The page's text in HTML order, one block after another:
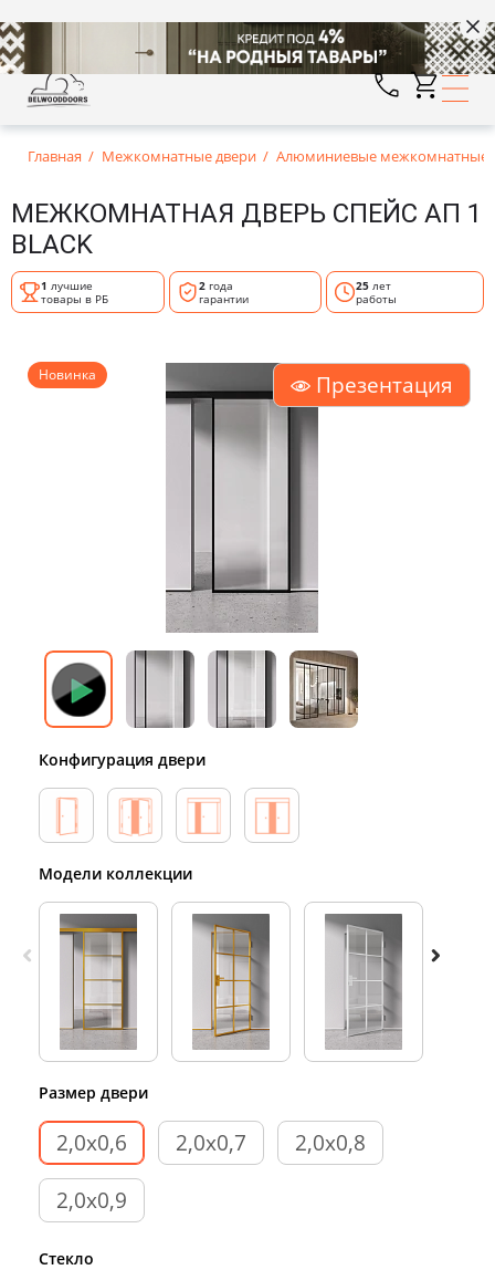
Главная Межкомнатные двери Алюминиевые межкомнатные
МЕЖКОМНАТНАЯ ДВЕРЬ СПЕЙС АП 1
BLACK
1 лучшие
товары в РБ
2года
гарантии
25 лет
работы
Презентация
Новинка
Конфигурация двери
Модели коллекции
Размер двери
2,0х0,6 2,0х0,7
2,0х0,8
2,0х0,9
Стекло